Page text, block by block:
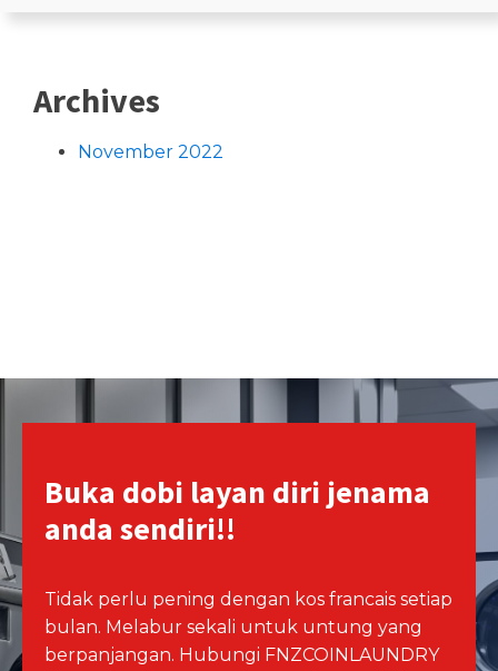
Archives
November 2022
Buka dobi layan diri jenama
anda sendiri!!
Tidak perlu pening dengan kos francais setiap
bulan. Melabur sekali untuk untung yang
berpanjangan. Hubungi FNZCOINLAUNDRY